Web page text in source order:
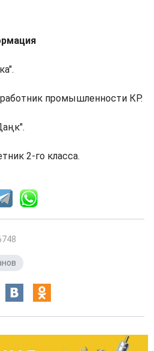
промышленности КР.
2-го класса.